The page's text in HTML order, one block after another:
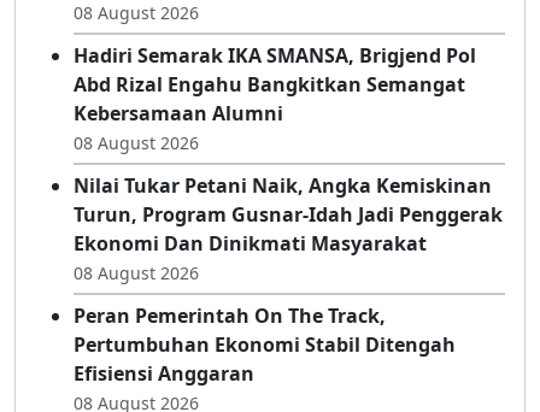
08 August 2026
Hadiri Semarak IKA SMANSA, Brigjend Pol
Abd Rizal Engahu Bangkitkan Semangat
Kebersamaan Alumni
08 August 2026
Nilai Tukar Petani Naik, Angka Kemiskinan
Turun, Program Gusnar-Idah Jadi Penggerak
Ekonomi Dan Dinikmati Masyarakat
08 August 2026
Peran Pemerintah On The Track,
Pertumbuhan Ekonomi Stabil Ditengah
Efisiensi Anggaran
08 August 2026